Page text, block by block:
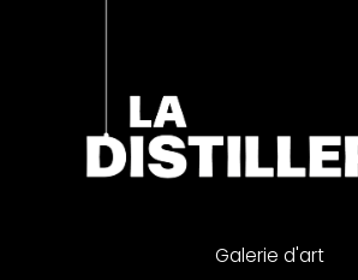
Galerie d'art